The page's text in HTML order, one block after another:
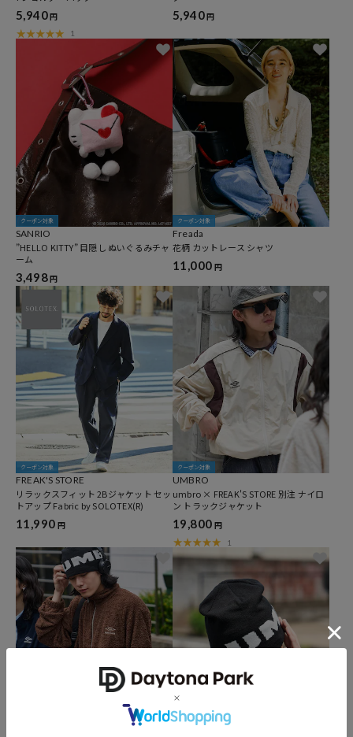
5,940円
1
5,940円
クーポン対象
SANRIO
”HELLO KITTY” 目隠し ぬいぐるみチャ
ーム
3,498円
クーポン対象
Freada
花柄 カットレース シャツ
11,000 円
クーポン対象
FREAK'S STORE
リラックスフィット 2Bジャケット セッ
トアップ Fabric by SOLOTEX(R)
11,990 円
クーポン対象
UMBRO
umbro × FREAK'S STORE 別注 ナイロ
ン トラックジャケット
19,800 円
1